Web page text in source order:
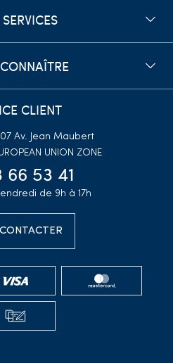
CLIENT
Av. Jean Maubert
UNION ZONE
66 53 41
de 9h à 17h